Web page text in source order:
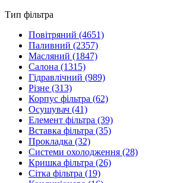
Тип фільтра
Повітряний (4651)
Паливний (2357)
Масляний (1847)
Салона (1315)
Гідравлічний (989)
Різне (313)
Корпус фільтра (62)
Осушувач (41)
Елемент фільтра (39)
Вставка фільтра (35)
Прокладка (32)
Системи охолодження (28)
Кришка фільтра (26)
Сітка фільтра (19)